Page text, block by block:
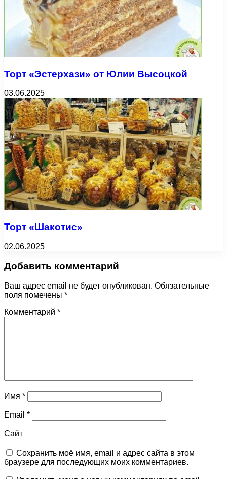
Торт «Эстерхази» от Юлии Высоцкой
03.06.2025
Торт «Шакотис»
02.06.2025
Добавить комментарий
Ваш адрес email не будет опубликован. Обязательные
поля помечены *
Комментарий *
Имя *
Email *
Сайт
Сохранить моё имя, email и адрес сайта в этом
браузере для последующих моих комментариев.